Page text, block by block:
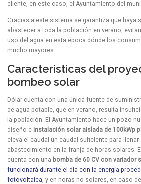
cliente, en este caso, el Ayuntamiento del
Gracias a este sistema se garantiza que haya
abastecer a toda la población en verano,
uso del agua en esta época dónde los
mucho mayores.
Características del
bombeo solar
Dólar cuenta con una única fuente de
de agua potable, que en verano, resulta
la población. El Ayuntamiento hace un pozo
diseño e instalación solar aislada de 100kWp
eleva el caudal un caudal suficiente para
abastecimiento en la franja de horas solares.
cuenta con una bomba de 60 CV con variador
funcionará durante el día con la energía
fotovoltaica , y en horas no solares, en caso